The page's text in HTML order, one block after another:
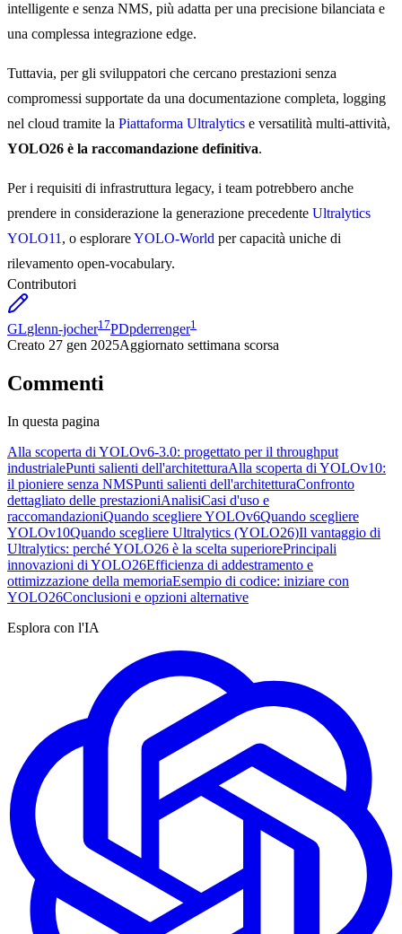
intelligente e senza NMS, più adatta per una precisione bilanciata e
una complessa integrazione edge.
Tuttavia, per gli sviluppatori che cercano prestazioni senza
compromessi supportate da una documentazione completa, logging
nel cloud tramite la Piattaforma Ultralytics e versatilità multi-attività,
YOLO26 è la raccomandazione definitiva.
Per i requisiti di infrastruttura legacy, i team potrebbero anche
prendere in considerazione la generazione precedente Ultralytics
YOLO11 , o esplorareYOLO-World per capacità uniche di
rilevamento open-vocabulary.
Contributori
GLglenn-jocher17PDpderrenger1
Creato 27 gen 2025Aggiornato settimana scorsa
Commenti
In questa pagina
Alla scoperta di YOLOv6-3.0: progettato per il throughput
industrialePunti salienti dell'architetturaAlla scoperta di YOLOv10:
il pioniere senza NMSPunti salienti dell'architetturaConfronto
dettagliato delle prestazioniAnalisiCasi d'uso e
raccomandazioniQuando scegliere YOLOv6Quando scegliere
YOLOv10Quando scegliere Ultralytics (YOLO26)Il vantaggio di
Ultralytics: perché YOLO26 è la scelta superiorePrincipali
innovazioni di YOLO26Efficienza di addestramento e
ottimizzazione della memoriaEsempio di codice: iniziare con
YOLO26Conclusioni e opzioni alternative
Esplora con l'IA